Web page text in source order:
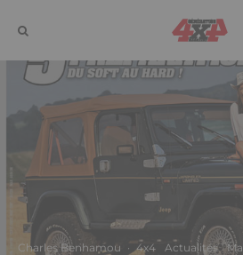
Charles Benhamou · 4x4 Actualités